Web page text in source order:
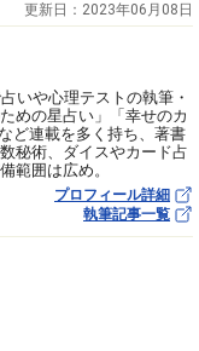
更新日： 2023年06月08日
いや心理テストの執筆・
めの星占い」「幸せのカ
ど連載を多く持ち、著書
秘術、ダイスやカード占
範囲は広め。
プロフィール詳細
執筆記事一覧